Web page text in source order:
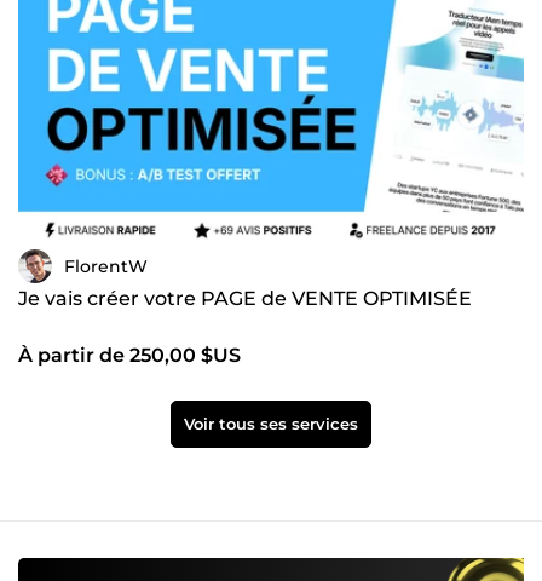
FlorentW
Je vais créer votre PAGE de VENTE OPTIMISÉE
À partir de 250,00 $US
Voir tous ses services